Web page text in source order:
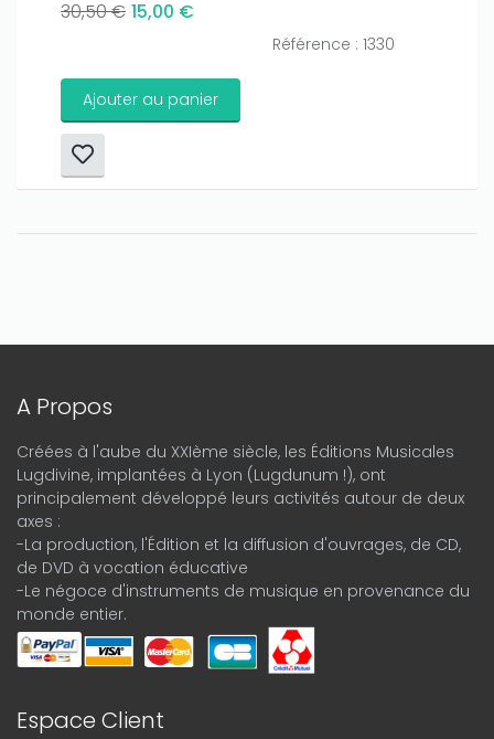
30,50 € 15,00 €
Référence : 1330
Ajouter au panier
A Propos
Créées à l'aube du XXIème siècle, les Éditions Musicales
Lugdivine, implantées à Lyon (Lugdunum !), ont
principalement développé leurs activités autour de deux
axes :
-La production, l'Édition et la diffusion d'ouvrages, de CD,
de DVD à vocation éducative
-Le négoce d'instruments de musique en provenance du
monde entier.
Espace Client